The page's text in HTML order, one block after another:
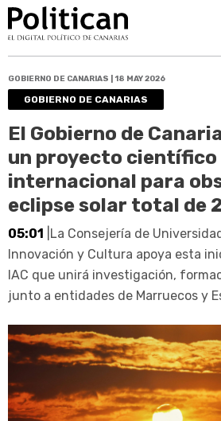
GOBIERNO DE CANARIAS | 18 MAY 2026
GOBIERNO DE CANARIAS
El Gobierno de
un proyecto científico
internacional para
eclipse solar total de
05:01 |La Consejería de
Innovación y Cultura apoya esta
IAC que unirá investigación,
junto a entidades de Marruecos y